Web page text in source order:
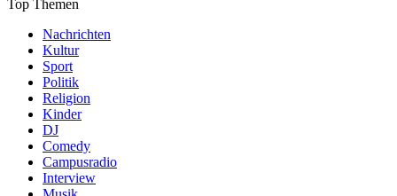
Top Themen
Nachrichten
Kultur
Sport
Politik
Religion
Kinder
DJ
Comedy
Campusradio
Interview